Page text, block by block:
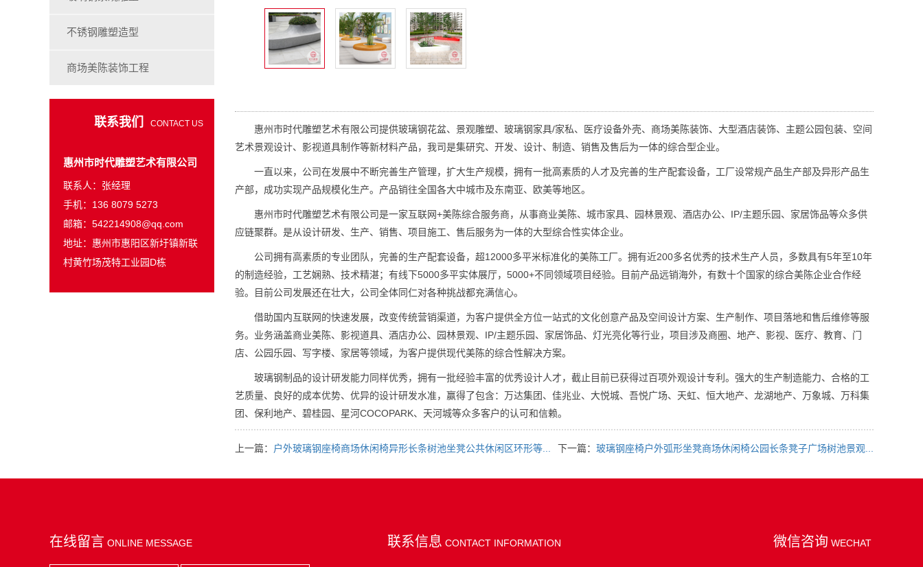
不锈钢雕塑造型
商场美陈装饰工程
联系我们 CONTACT US
惠州市时代雕塑艺术有限公司
联系人：张经理
手机：136 8079 5273
邮箱：542214908@qq.com
地址：惠州市惠阳区新圩镇新联
村黄竹场茂特工业园D栋
惠州市时代雕塑艺术有限公司提供玻璃钢花盆、景观雕塑、玻璃钢家具/家私、医疗设备外壳、商场美陈装饰、大型酒店装饰、主题公园包装、空间
艺术景观设计、影视道具制作等新材料产品，我司是集研究、开发、设计、制造、销售及售后为一体的综合型企业。
一直以来，公司在发展中不断完善生产管理，扩大生产规模，拥有一批高素质的人才及完善的生产配套设备，工厂设常规产品生产部及异形产品生
产部，成功实现产品规模化生产。产品销往全国各大中城市及东南亚、欧美等地区。
惠州市时代雕塑艺术有限公司是一家互联网+美陈综合服务商，从事商业美陈、城市家具、园林景观、酒店办公、IP/主题乐园、家居饰品等众多供
应链聚群。是从设计研发、生产、销售、项目施工、售后服务为一体的大型综合性实体企业。
公司拥有高素质的专业团队，完善的生产配套设备，超12000多平米标准化的美陈工厂。拥有近200多名优秀的技术生产人员，多数具有5年至10年
的制造经验，工艺娴熟、技术精湛；有线下5000多平实体展厅，5000+不同领域项目经验。目前产品远销海外，有数十个国家的综合美陈企业合作经
验。目前公司发展还在壮大，公司全体同仁对各种挑战都充满信心。
借助国内互联网的快速发展，改变传统营销渠道，为客户提供全方位一站式的文化创意产品及空间设计方案、生产制作、项目落地和售后维修等服
务。业务涵盖商业美陈、影视道具、酒店办公、园林景观、IP/主题乐园、家居饰品、灯光亮化等行业，项目涉及商圈、地产、影视、医疗、教育、门
店、公园乐园、写字楼、家居等领域，为客户提供现代美陈的综合性解决方案。
玻璃钢制品的设计研发能力同样优秀，拥有一批经验丰富的优秀设计人才，截止目前已获得过百项外观设计专利。强大的生产制造能力、合格的工
艺质量、良好的成本优势、优异的设计研发水准，赢得了包含：万达集团、佳兆业、大悦城、吾悦广场、天虹、恒大地产、龙湖地产、万象城、万科集
团、保利地产、碧桂园、星河COCOPARK、天河城等众多客户的认可和信赖。
上一篇： 户外玻璃钢座椅商场休闲椅异形长条树池坐凳公共休闲区环形等... 下一篇： 玻璃钢座椅户外弧形坐凳商场休闲椅公园长条凳子广场树池景观...
微信咨询 WECHAT
在线留言 ONLINE MESSAGE 联系信息 CONTACT INFORMATION